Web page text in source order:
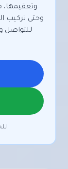
وتعقيمها،
وحتى تركيب
للتواصل